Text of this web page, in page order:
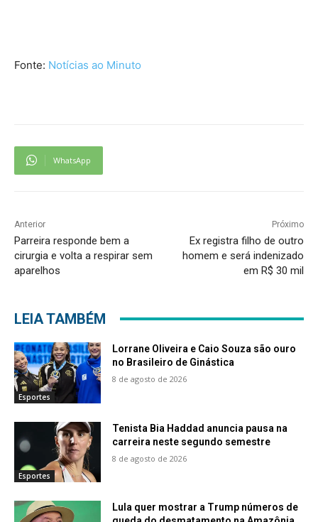
Fonte: Notícias ao Minuto
WhatsApp
Anterior
Parreira responde bem a
cirurgia e volta a respirar sem
aparelhos
Próximo
Ex registra filho de outro
homem e será indenizado
em R$ 30 mil
LEIA TAMBÉM
Esportes
Lorrane Oliveira e Caio Souza são ouro
no Brasileiro de Ginástica
8 de agosto de 2026
Esportes
Tenista Bia Haddad anuncia pausa na
carreira neste segundo semestre
8 de agosto de 2026
Lula quer mostrar a Trump números de